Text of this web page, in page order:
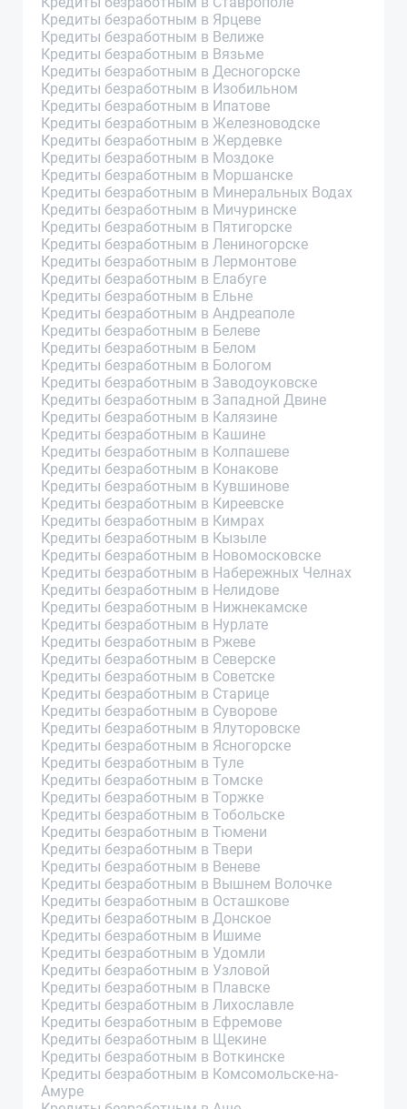
Кредиты безработным в Ярцеве
Кредиты безработным в Велиже
Кредиты безработным в Вязьме
Кредиты безработным в Десногорске
Кредиты безработным в Изобильном
Кредиты безработным в Ипатове
Кредиты безработным в Железноводске
Кредиты безработным в Жердевке
Кредиты безработным в Моздоке
Кредиты безработным в Моршанске
Кредиты безработным в Минеральных Водах
Кредиты безработным в Мичуринске
Кредиты безработным в Пятигорске
Кредиты безработным в Лениногорске
Кредиты безработным в Лермонтове
Кредиты безработным в Елабуге
Кредиты безработным в Ельне
Кредиты безработным в Андреаполе
Кредиты безработным в Белеве
Кредиты безработным в Белом
Кредиты безработным в Бологом
Кредиты безработным в Заводоуковске
Кредиты безработным в Западной Двине
Кредиты безработным в Калязине
Кредиты безработным в Кашине
Кредиты безработным в Колпашеве
Кредиты безработным в Конакове
Кредиты безработным в Кувшинове
Кредиты безработным в Киреевске
Кредиты безработным в Кимрах
Кредиты безработным в Кызыле
Кредиты безработным в Новомосковске
Кредиты безработным в Набережных Челнах
Кредиты безработным в Нелидове
Кредиты безработным в Нижнекамске
Кредиты безработным в Нурлате
Кредиты безработным в Ржеве
Кредиты безработным в Северске
Кредиты безработным в Советске
Кредиты безработным в Старице
Кредиты безработным в Суворове
Кредиты безработным в Ялуторовске
Кредиты безработным в Ясногорске
Кредиты безработным в Туле
Кредиты безработным в Томске
Кредиты безработным в Торжке
Кредиты безработным в Тобольске
Кредиты безработным в Тюмени
Кредиты безработным в Твери
Кредиты безработным в Веневе
Кредиты безработным в Вышнем Волочке
Кредиты безработным в Осташкове
Кредиты безработным в Донское
Кредиты безработным в Ишиме
Кредиты безработным в Удомли
Кредиты безработным в Узловой
Кредиты безработным в Плавске
Кредиты безработным в Лихославле
Кредиты безработным в Ефремове
Кредиты безработным в Щекине
Кредиты безработным в Воткинске
Кредиты безработным в Комсомольске-на-
Амуре